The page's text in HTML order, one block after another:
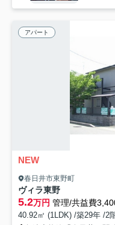
アパート
NEW
春日井市東野町
ヴィラ東野
5.2万円 管理/共益費
40.92㎡ (1LDK) /築29年 /2